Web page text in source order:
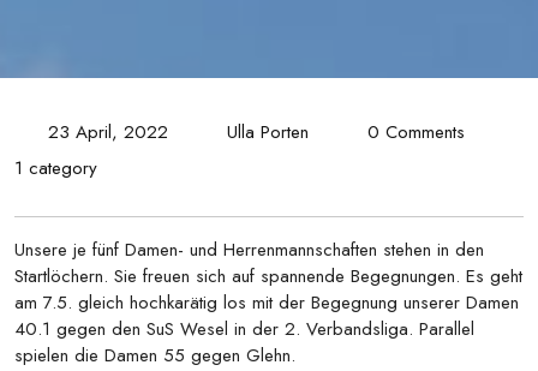
23 April, 2022 Ulla Porten
0 Comments
1 category
Unsere je fünf Damen- und Herrenmannschaften stehen in den
Startlöchern. Sie freuen sich auf spannende Begegnungen. Es geht
am 7.5. gleich hochkarätig los mit der Begegnung unserer Damen
40.1 gegen den SuS Wesel in der 2. Verbandsliga. Parallel
spielen die Damen 55 gegen Glehn.